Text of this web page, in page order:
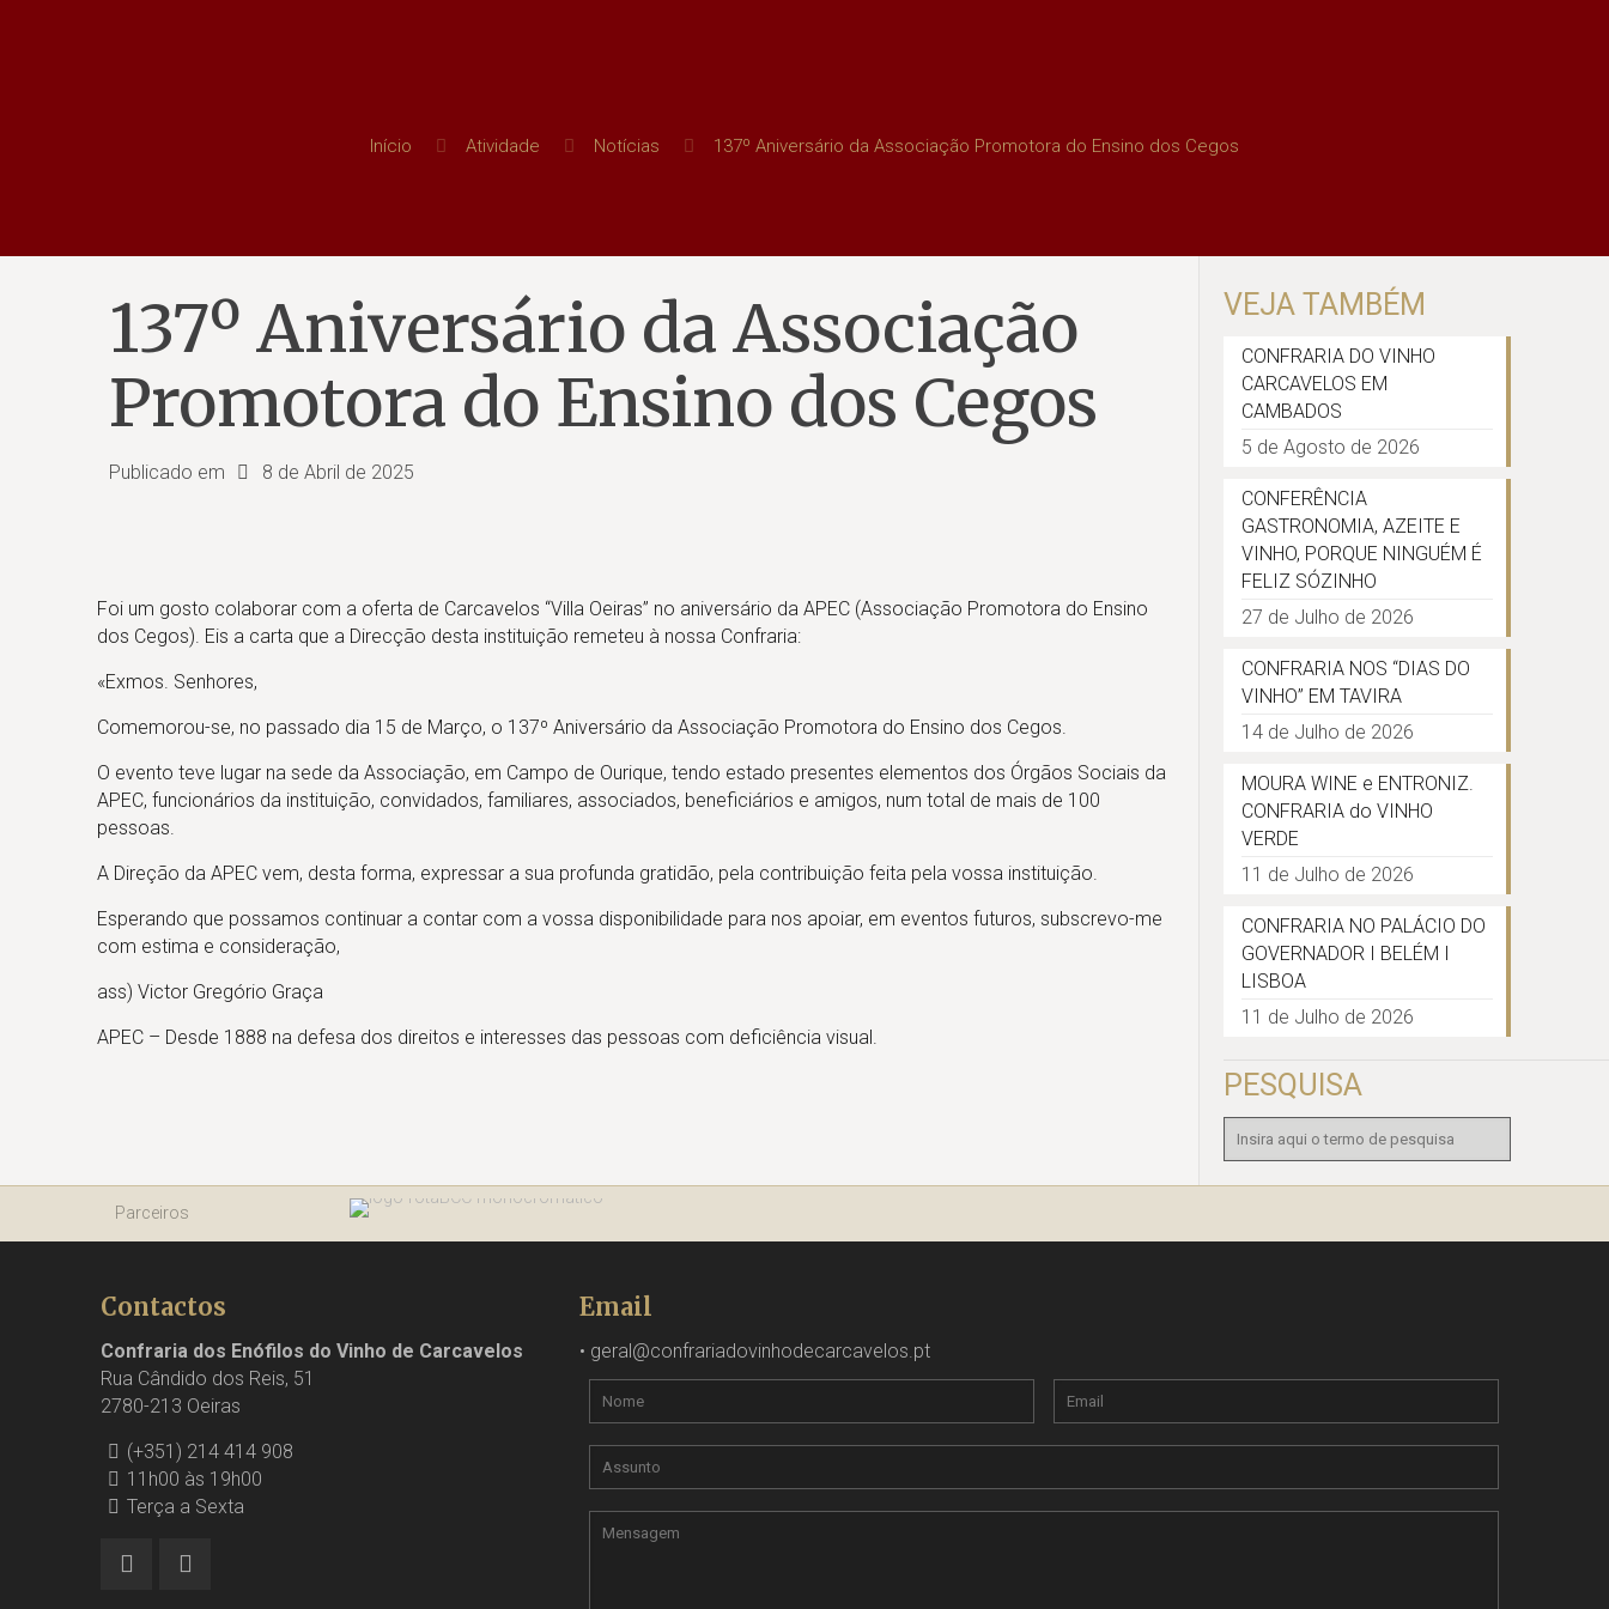
Início Atividade Notícias 137º Aniversário da Associação Promotora do Ensino dos Cegos
137º Aniversário da Associação
Promotora do Ensino dos Cegos
Publicado em 8 de Abril de 2025
Foi um gosto colaborar com a oferta de Carcavelos “Villa Oeiras” no aniversário da APEC (Associação Promotora do Ensino
dos Cegos). Eis a carta que a Direcção desta instituição remeteu à nossa Confraria:
«Exmos. Senhores,
Comemorou-se, no passado dia 15 de Março, o 137º Aniversário da Associação Promotora do Ensino dos Cegos.
O evento teve lugar na sede da Associação, em Campo de Ourique, tendo estado presentes elementos dos Órgãos Sociais da
APEC, funcionários da instituição, convidados, familiares, associados, beneficiários e amigos, num total de mais de 100
pessoas.
A Direção da APEC vem, desta forma, expressar a sua profunda gratidão, pela contribuição feita pela vossa instituição.
Esperando que possamos continuar a contar com a vossa disponibilidade para nos apoiar, em eventos futuros, subscrevo-me
com estima e consideração,
ass) Victor Gregório Graça
APEC – Desde 1888 na defesa dos direitos e interesses das pessoas com deficiência visual.
VEJA TAMBÉM
CONFRARIA DO VINHO
CARCAVELOS EM
CAMBADOS
5 de Agosto de 2026
CONFERÊNCIA
GASTRONOMIA, AZEITE E
VINHO, PORQUE NINGUÉM É
FELIZ SÓZINHO
27 de Julho de 2026
CONFRARIA NOS “DIAS DO
VINHO” EM TAVIRA
14 de Julho de 2026
MOURA WINE e ENTRONIZ.
CONFRARIA do VINHO
VERDE
11 de Julho de 2026
CONFRARIA NO PALÁCIO DO
GOVERNADOR I BELÉM I
LISBOA
11 de Julho de 2026
PESQUISA
Parceiros
Contactos
Confraria dos Enófilos do Vinho de Carcavelos
Rua Cândido dos Reis, 51
2780-213 Oeiras
(+351) 214 414 908
11h00 às 19h00
Terça a Sexta
Email
• geral@confrariadovinhodecarcavelos.pt